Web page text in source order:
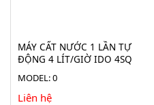
MÁY CẤT NƯỚC 1 LẦN TỰ
ĐỘNG 4 LÍT/GIỜ IDO 4SQ
MODEL: 0
Liên hệ